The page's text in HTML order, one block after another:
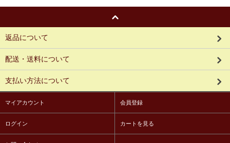
返品について
配送・送料について
支払い方法について
マイアカウント 会員登録
ログイン カートを見る